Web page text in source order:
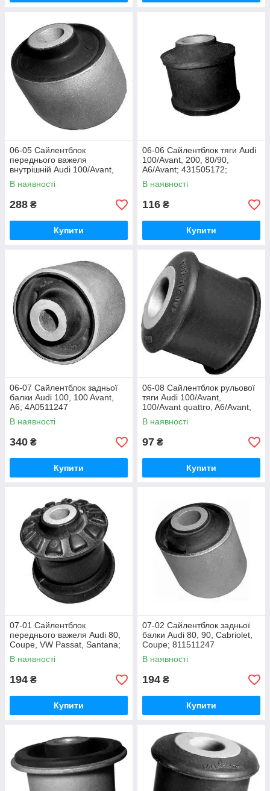
06-05 Сайлентблок
переднього важеля
внутрішній Audi 100/Avant,
A6/S6/Avant quattro; Daihatsu;
В наявності
288 ₴
Купити
06-06 Сайлентблок тяги Audi
100/Avant, 200, 80/90,
A6/Avant; 431505172;
431505172A
В наявності
116 ₴
Купити
06-07 Сайлентблок задньої
балки Audi 100, 100 Avant,
A6; 4A0511247
В наявності
340 ₴
Купити
06-08 Сайлентблок рульової
тяги Audi 100/Avant,
100/Avant quattro, A6/Avant,
A6/S6/Avant quattro;
В наявності
97 ₴
Купити
07-01 Сайлентблок
переднього важеля Audi 80,
Coupe, VW Passat, Santana;
811407181А
В наявності
194 ₴
Купити
07-02 Сайлентблок задньої
балки Audi 80, 90, Cabriolet,
Coupe; 811511247
В наявності
194 ₴
Купити